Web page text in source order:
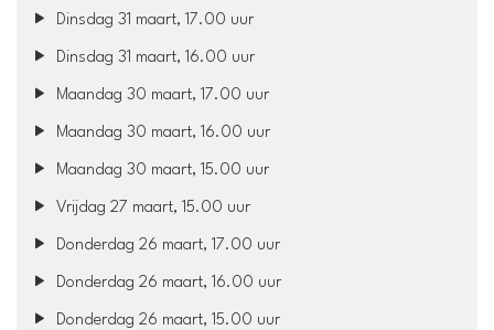
Dinsdag 31 maart, 17.00 uur
Dinsdag 31 maart, 16.00 uur
Maandag 30 maart, 17.00 uur
Maandag 30 maart, 16.00 uur
Maandag 30 maart, 15.00 uur
Vrijdag 27 maart, 15.00 uur
Donderdag 26 maart, 17.00 uur
Donderdag 26 maart, 16.00 uur
Donderdag 26 maart, 15.00 uur